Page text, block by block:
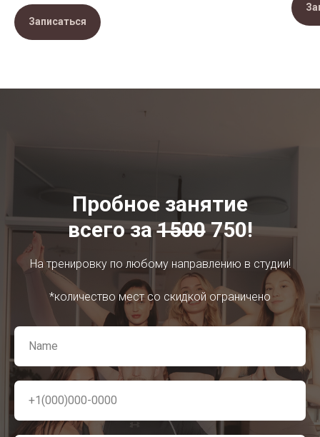
Записаться
Пробное занятие
всего за1500 750!
На тренировку по любому направлению в студии!
*количество мест со скидкой ограничено